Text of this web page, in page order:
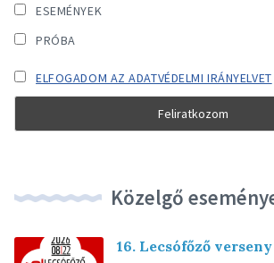
ESEMÉNYEK
PRÓBA
ELFOGADOM AZ ADATVÉDELMI IRÁNYELVET
Közelgő
16. Lecsófőző verseny